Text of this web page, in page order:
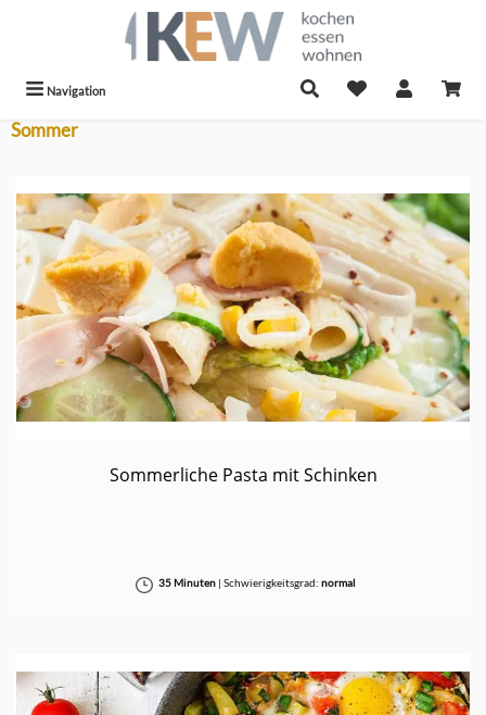
Navigation
Sommer
Sommerliche Pasta mit Schinken
35 Minuten| Schwierigkeitsgrad: normal